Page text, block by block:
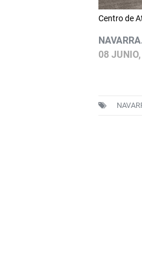
Centro de
08